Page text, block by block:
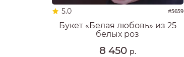
5.0 #5659
Букет «Белая любовь» из 25
белых роз
8 450 р.